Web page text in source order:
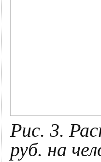
Рис. 3.
руб. на